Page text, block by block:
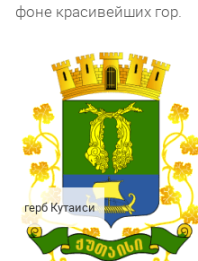
фоне красивейших гор.
герб Кутаиси